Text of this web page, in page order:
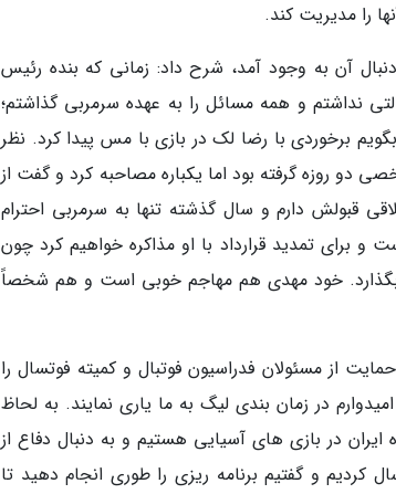
آن به وجود آمد، شرح داد: زمانی که بنده رئیس
نداشتم و همه مسائل را به عهده سرمربی گذاشتم؛
برخوردی با رضا لک در بازی با مس پیدا کرد. نظر
دو روزه گرفته بود اما یکباره مصاحبه کرد و گفت از
قبولش دارم و سال گذشته تنها به سرمربی احترام
برای تمدید قرارداد با او مذاکره خواهیم کرد چون
خود مهدی هم مهاجم خوبی است و هم شخصاً
از مسئولان فدراسیون فوتبال و کمیته فوتسال را
در زمان بندی لیگ به ما یاری نمایند. به لحاظ
ایران در بازی های آسیایی هستیم و به دنبال دفاع از
کردیم و گفتیم برنامه ریزی را طوری انجام دهید تا